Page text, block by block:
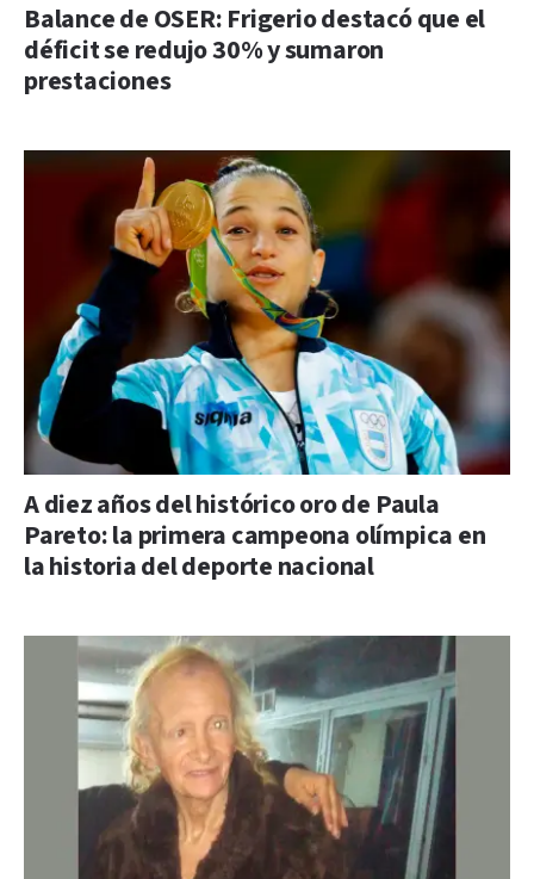
Balance de OSER: Frigerio destacó que el
déficit se redujo 30% y sumaron
prestaciones
A diez años del histórico oro de Paula
Pareto: la primera campeona olímpica en
la historia del deporte nacional